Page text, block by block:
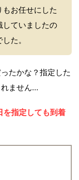
お任せにした
していましたの
た。
たかな？指定した
れません…
を指定しても到着